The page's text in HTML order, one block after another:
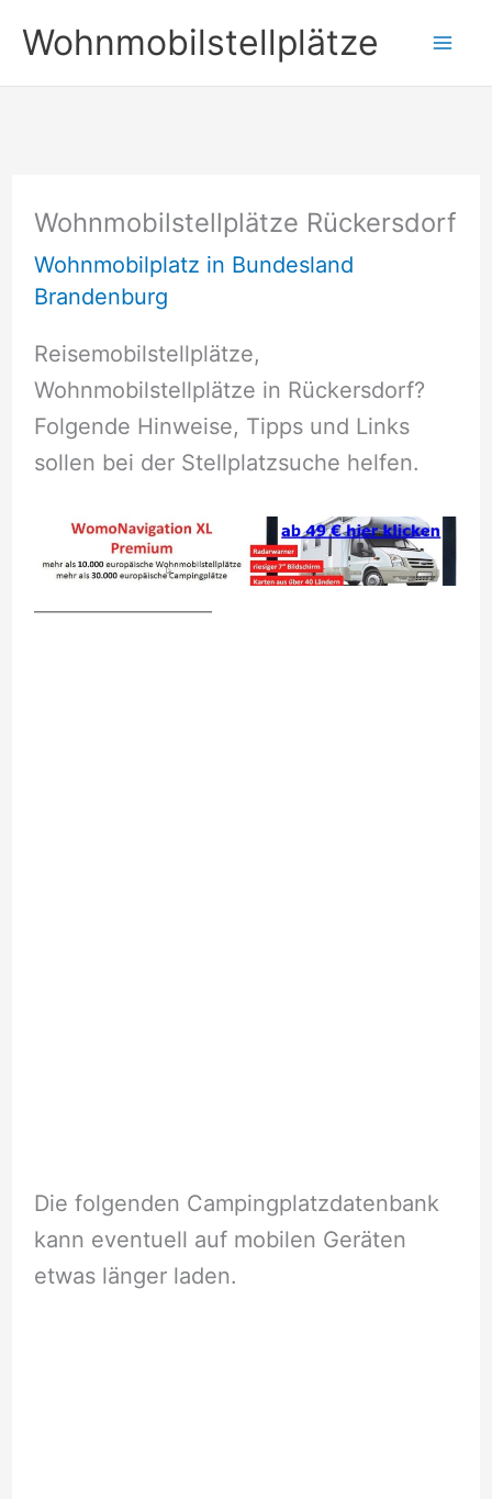
Inhalt
springen
Wohnmobilstellplätze
Wohnmobilstellplätze Rückersdorf
Wohnmobilplatz in Bundesland
Brandenburg
Reisemobilstellplätze,
Wohnmobilstellplätze in Rückersdorf?
Folgende Hinweise, Tipps und Links
sollen bei der Stellplatzsuche helfen.
Die folgenden Campingplatzdatenbank
kann eventuell auf mobilen Geräten
etwas länger laden.